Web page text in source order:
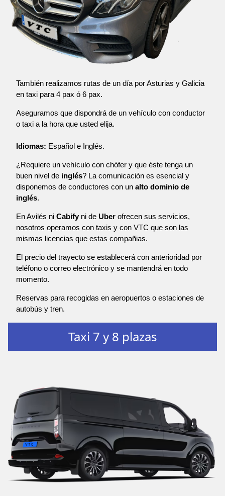
También realizamos rutas de un día por Asturias y Galicia
en taxi para 4 pax ó 6 pax.
Aseguramos que dispondrá de un vehículo con conductor
o taxi a la hora que usted elija.
Idiomas: Español e Inglés.
¿Requiere un vehículo con chófer y que éste tenga un
buen nivel de inglés? La comunicación es esencial y
disponemos de conductores con un alto dominio de
inglés.
En Avilés ni Cabify ni de Uber ofrecen sus servicios,
nosotros operamos con taxis y con VTC que son las
mismas licencias que estas compañias.
El precio del trayecto se establecerá con anterioridad por
teléfono o correo electrónico y se mantendrá en todo
momento.
Reservas para recogidas en aeropuertos o estaciones de
autobús y tren.
Taxi 7 y 8 plazas